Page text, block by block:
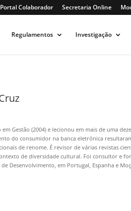
Portal Colaborador Secretaria Online
Regulamentos Investigação
Gestão (2004) e lecionou em mais de uma
do consumidor na banca eletrónica
de renome. É revisor de várias revistas
de diversidade cultural. Foi consultor e
Desenvolvimento, em Portugal, Espanha e